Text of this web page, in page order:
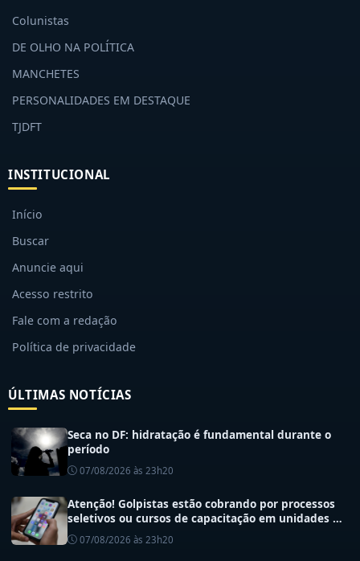
Colunistas
DE OLHO NA POLÍTICA
MANCHETES
PERSONALIDADES EM DESTAQUE
TJDFT
INSTITUCIONAL
Início
Buscar
Anuncie aqui
Acesso restrito
Fale com a redação
Política de privacidade
ÚLTIMAS NOTÍCIAS
Seca no DF: hidratação é fundamental durante o
período
07/08/2026 às 23h20
Atenção! Golpistas estão cobrando por processos
seletivos ou cursos de capacitação em unidades de
07/08/2026 às 23h20